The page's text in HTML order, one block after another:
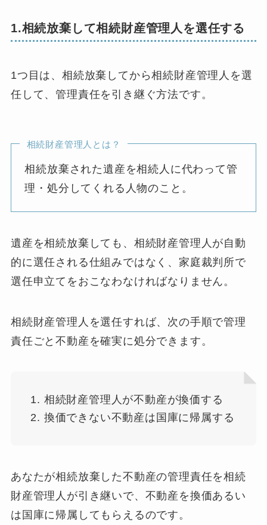
1.相続放棄して相続財産管理人を選任する
1つ目は、相続放棄してから相続財産管理人を選
任して、管理責任を引き継ぐ方法です。
相続財産管理人とは？
相続放棄された遺産を相続人に代わって管
理・処分してくれる人物のこと。
遺産を相続放棄しても、相続財産管理人が自動
的に選任される仕組みではなく、家庭裁判所で
選任申立てをおこなわなければなりません。
相続財産管理人を選任すれば、次の手順で管理
責任ごと不動産を確実に処分できます。
相続財産管理人が不動産が換価する
換価できない不動産は国庫に帰属する
あなたが相続放棄した不動産の管理責任を相続
財産管理人が引き継いで、不動産を換価あるい
は国庫に帰属してもらえるのです。